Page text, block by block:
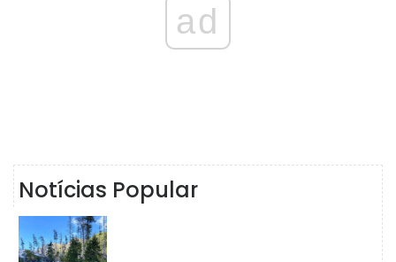
ad
Notícias Popular